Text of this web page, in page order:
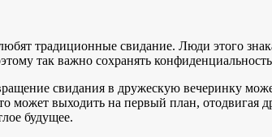
традиционные свидание. Люди этого
так важно сохранять
свидания в дружескую вечеринку
может выходить на первый план,
будущее.